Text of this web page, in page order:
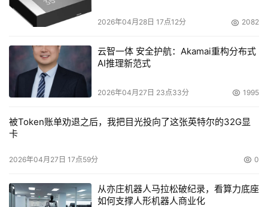
2026年04月28日 17点12分 2082
云智一体 安全护航：Akamai重构分布式
AI推理新范式
2026年04月27日 23点33分 1995
被Token账单劝退之后，我把目光投向了这张英特尔的32G显
卡
2026年04月27日 17点59分 0
从亦庄机器人马拉松破纪录，看算力底座
如何支撑人形机器人商业化